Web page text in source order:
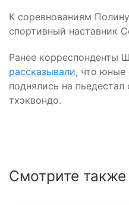
К соревнованиям
спортивный наставник
Ранее корреспонденты
рассказывали, что юные
поднялись на
тхэквондо.
Смотрите также